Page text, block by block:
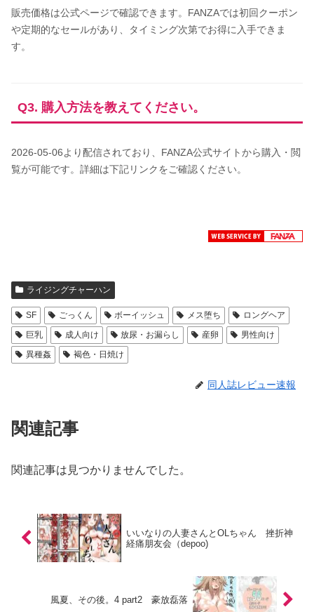
販売価格は公式ページで確認できます。FANZAでは初回クーポン
や定期的なセールがあり、タイミング次第でお得に入手できま
す。
Q3. 購入方法を教えてください。
2026-05-06より配信されており、FANZA公式サイトから購入・閲
覧が可能です。詳細は下記リンクをご確認ください。
ライジングチャーハン
SF ごっくん ボーイッシュ メス堕ち
ロングヘア
巨乳
成人向け 放尿・お漏らし 産卵
男性向け
異種姦
褐色・日焼け
同人誌レビュー速報
関連記事
関連記事は見つかりませんでした。
いいなりの人妻さんとOLちゃん 挫折神
経痛朋友会（depoo)
風夏、その後。4 part2 豪放磊落